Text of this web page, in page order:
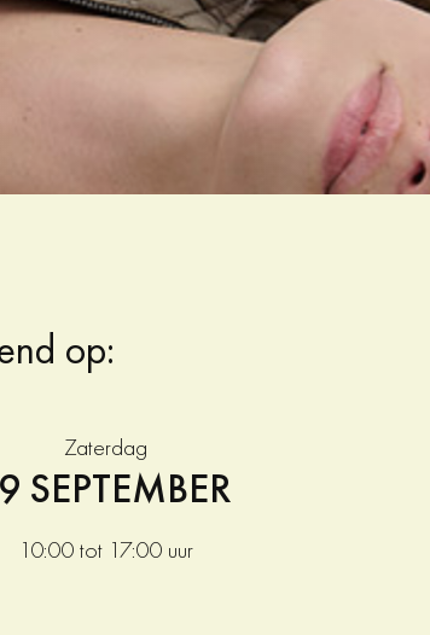
op:
Zaterdag
SEPTEMBER
10:00 tot 17:00 uur